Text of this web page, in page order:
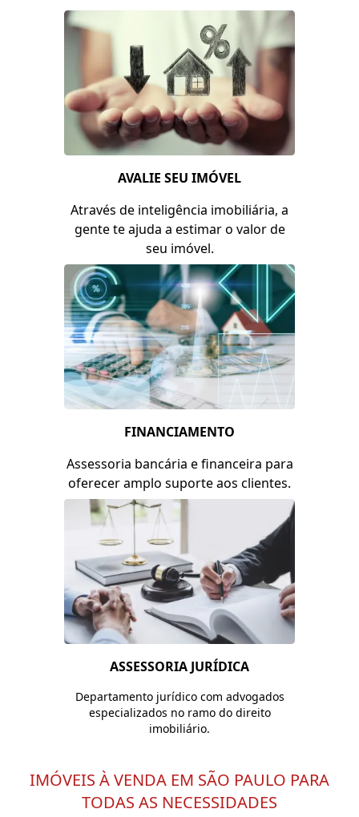
Saiba mais
AVALIE SEU IMÓVEL
Através de inteligência imobiliária, a
gente te ajuda a estimar o valor de
seu imóvel.
Saiba mais
FINANCIAMENTO
Assessoria bancária e financeira para
oferecer amplo suporte aos clientes.
Saiba mais
ASSESSORIA JURÍDICA
Departamento jurídico com advogados
especializados no ramo do direito
imobiliário.
IMÓVEIS À VENDA EM SÃO PAULO PARA
TODAS AS NECESSIDADES